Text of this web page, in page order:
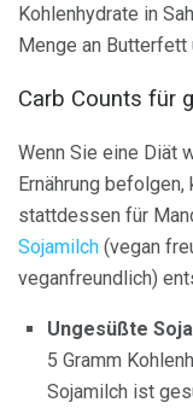
Kohlenhydrate in
Menge an Butterfett
Carb Counts für
Wenn Sie eine Diät
Ernährung
stattdessen für
Sojamilch (vegan
veganfreundlich)
Ungesüßte
5 Gramm
Sojamilch ist